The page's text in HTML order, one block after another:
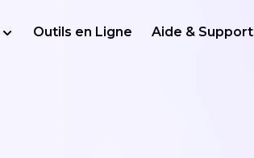
Outils en Ligne Aide & Support